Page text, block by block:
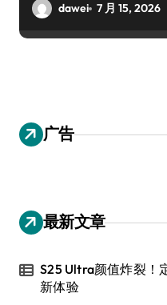
dawei 7 月 15, 2026
广告
最新文章
S25 Ultra颜值炸裂！
新体验